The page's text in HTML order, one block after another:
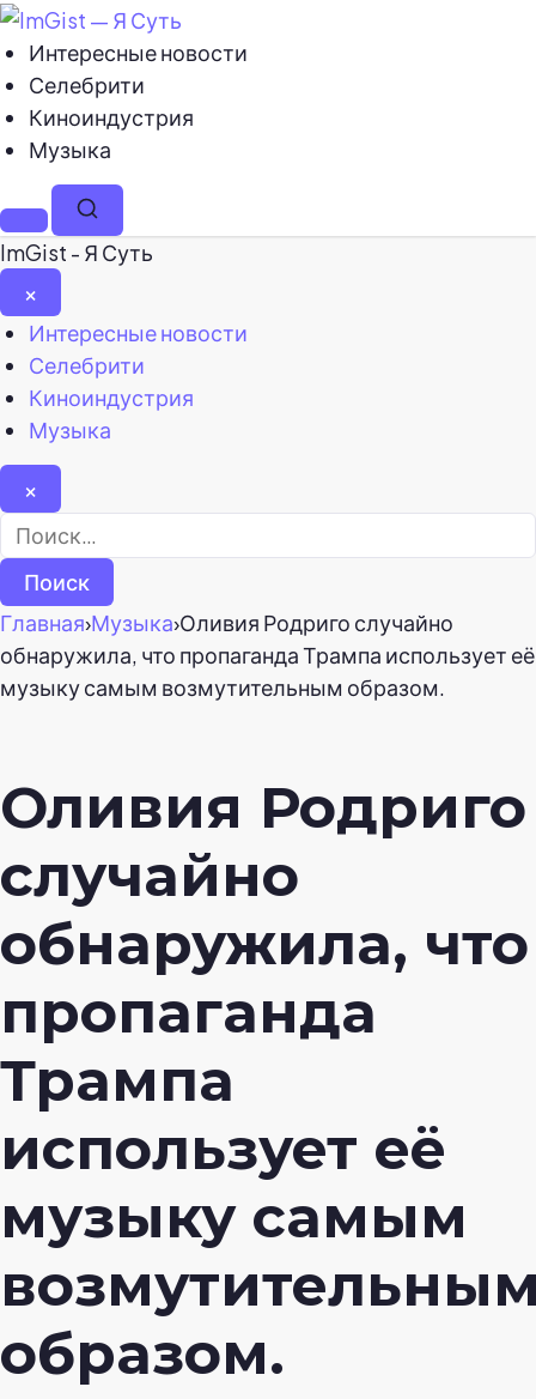
Интересные новости
Селебрити
Киноиндустрия
Музыка
МенюПоиск
ImGist - Я Суть
×
Закрыть
меню
Интересные новости
Селебрити
Киноиндустрия
Музыка
×
Найти:
Главная›Музыка›Оливия Родриго случайно
обнаружила, что пропаганда Трампа использует её
музыку самым возмутительным образом.
Оливия Родриго
случайно
обнаружила, что
пропаганда
Трампа
использует её
музыку самым
образом.